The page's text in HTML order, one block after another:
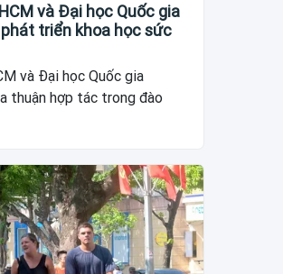
và Đại học Quốc gia
triển khoa học sức
và Đại học Quốc gia
thuận hợp tác trong đào